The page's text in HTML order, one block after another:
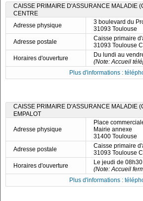
CAISSE PRIMAIRE D'ASSURANCE MALADIE
CENTRE
Adresse physique
3 boulevard du
31093 Toulouse
Adresse postale
Caisse primaire
31093 Toulouse
Horaires d'ouverture
Du lundi au
(Note: Accueil
Plus d'informations :
CAISSE PRIMAIRE D'ASSURANCE MALADIE
EMPALOT
Adresse physique
Place
Mairie annexe
31400 Toulouse
Adresse postale
Caisse primaire
31093 Toulouse
Horaires d'ouverture
Le jeudi de
(Note: Accueil
Plus d'informations :